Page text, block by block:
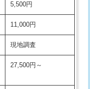
38,500円
22,000円
16,500円
現場見積
22,000円+材料費
5,500円
11,000円
現地調査
27,500円～